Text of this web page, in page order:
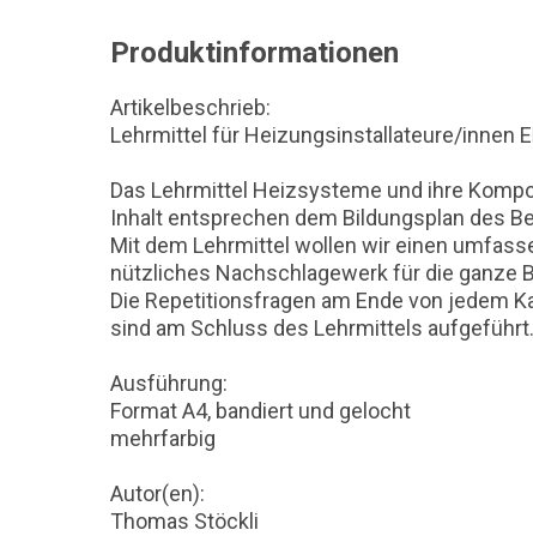
Produktinformationen
Artikelbeschrieb:
Lehrmittel für Heizungsinstallateure/innen
Das Lehrmittel Heizsysteme und ihre
Inhalt entsprechen dem Bildungsplan des
Mit dem Lehrmittel wollen wir einen
nützliches Nachschlagewerk für die ganze
Die Repetitionsfragen am Ende von jedem
sind am Schluss des Lehrmittels aufgeführt.
Ausführung:
Format A4, bandiert und gelocht
mehrfarbig
Autor(en):
Thomas Stöckli